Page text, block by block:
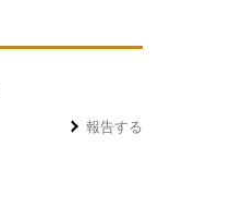
報告する